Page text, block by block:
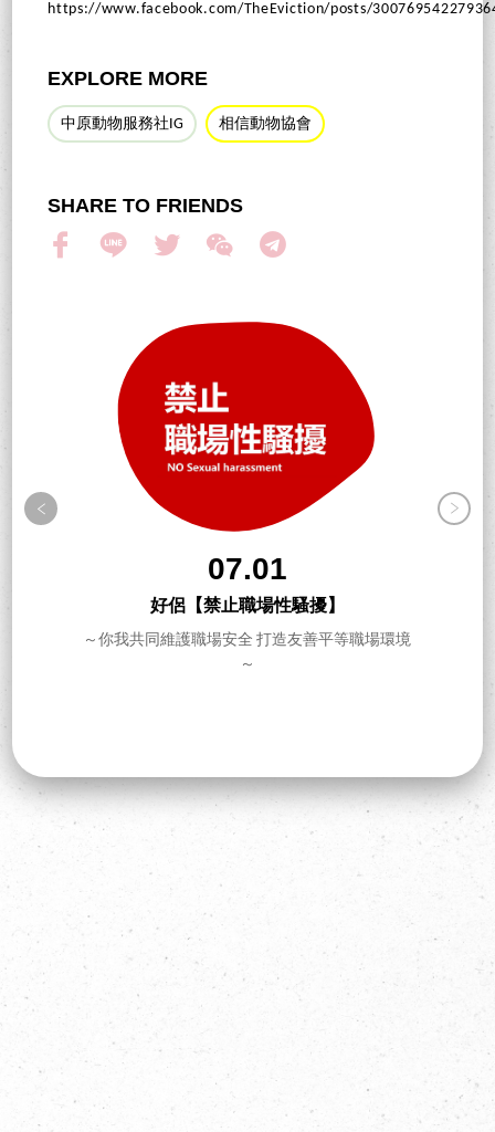
https://www.facebook.com/TheEviction/posts/
EXPLORE MORE
中原動物服務社IG 相信動物協會
SHARE TO FRIENDS
07.01
好侶【禁止職場性騷擾】
～你我共同維護職場安全 打造友善平等職場環境
～